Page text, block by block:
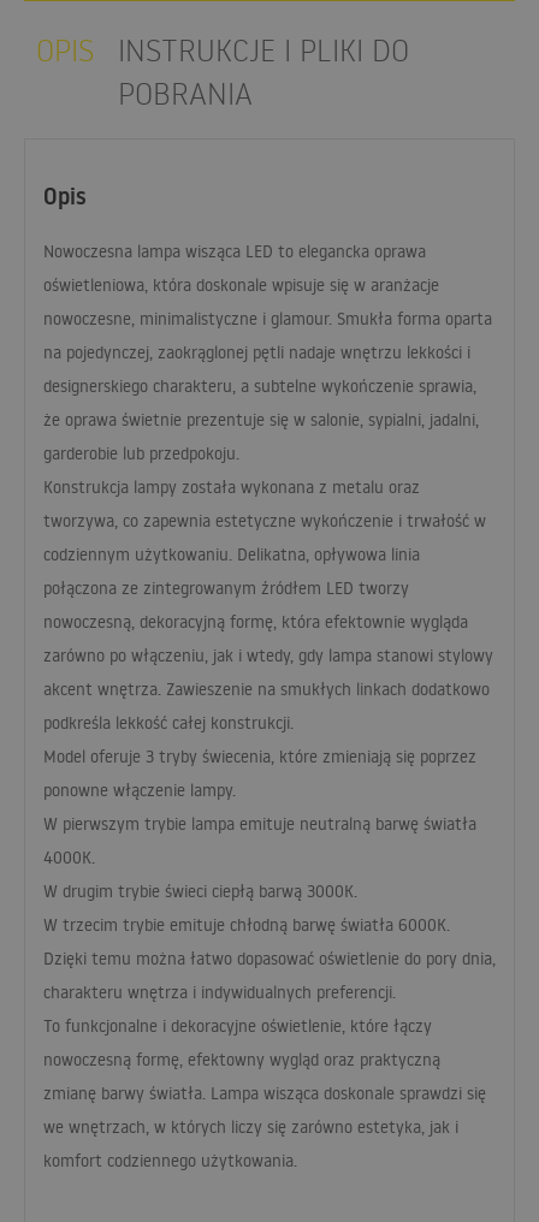
OPIS
INSTRUKCJE I PLIKI DO
POBRANIA
Opis
Nowoczesna lampa wisząca LED to elegancka oprawa
oświetleniowa, która doskonale wpisuje się w aranżacje
nowoczesne, minimalistyczne i glamour. Smukła forma oparta
na pojedynczej, zaokrąglonej pętli nadaje wnętrzu lekkości i
designerskiego charakteru, a subtelne wykończenie sprawia,
że oprawa świetnie prezentuje się w salonie, sypialni, jadalni,
garderobie lub przedpokoju.
Konstrukcja lampy została wykonana z metalu oraz
tworzywa, co zapewnia estetyczne wykończenie i trwałość w
codziennym użytkowaniu. Delikatna, opływowa linia
połączona ze zintegrowanym źródłem LED tworzy
nowoczesną, dekoracyjną formę, która efektownie wygląda
zarówno po włączeniu, jak i wtedy, gdy lampa stanowi stylowy
akcent wnętrza. Zawieszenie na smukłych linkach dodatkowo
podkreśla lekkość całej konstrukcji.
Model oferuje 3 tryby świecenia, które zmieniają się poprzez
ponowne włączenie lampy.
W pierwszym trybie lampa emituje neutralną barwę światła
4000K.
W drugim trybie świeci ciepłą barwą 3000K.
W trzecim trybie emituje chłodną barwę światła 6000K.
Dzięki temu można łatwo dopasować oświetlenie do pory dnia,
charakteru wnętrza i indywidualnych preferencji.
To funkcjonalne i dekoracyjne oświetlenie, które łączy
nowoczesną formę, efektowny wygląd oraz praktyczną
zmianę barwy światła. Lampa wisząca doskonale sprawdzi się
we wnętrzach, w których liczy się zarówno estetyka, jak i
komfort codziennego użytkowania.